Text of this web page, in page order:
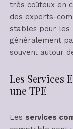
très coûteux en
des experts-
stables pour les
généralement
souvent autour
Les Services
une TPE
Les services